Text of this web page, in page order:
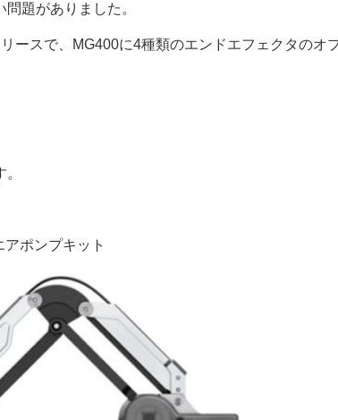
題がありました。
ースで、MG400に4種類のエンドエフェクタの
ポンプキット